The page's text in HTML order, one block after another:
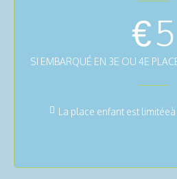
€5
SI EMBARQUÉ EN 3E OU 4E
La place enfant est limitéeà